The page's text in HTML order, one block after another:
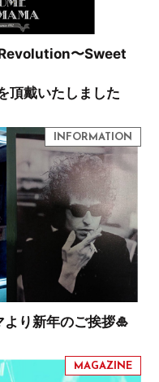
〜Sweet
頂戴いたしました
り新年のご挨拶🎍